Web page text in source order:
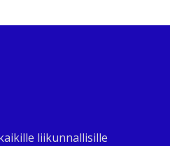
liikunnallisille